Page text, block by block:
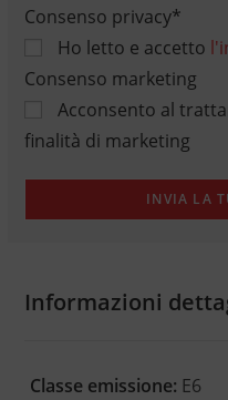
Consenso privacy*
Ho letto e accetto
Consenso marketing
Acconsento al
finalità di marketing
Informazioni
Classe emissione: E6